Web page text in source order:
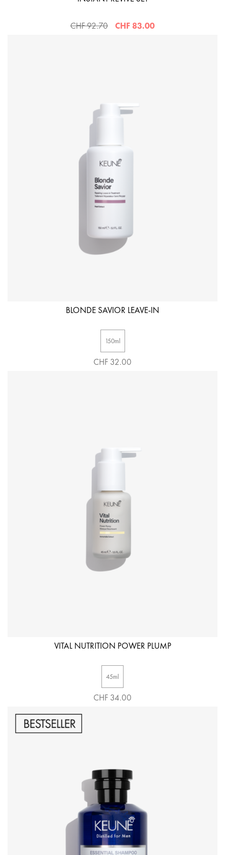
CHF 92.70 CHF 83.00
BLONDE SAVIOR LEAVE-IN
150ml
CHF 32.00
VITAL NUTRITION POWER PLUMP
45ml
CHF 34.00